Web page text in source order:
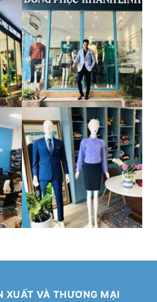
XUẤT VÀ THƯƠNG MẠI